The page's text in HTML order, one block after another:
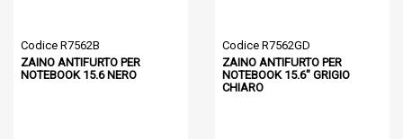
Codice R7562B
ZAINO ANTIFURTO PER
NOTEBOOK 15.6 NERO
Codice R7562GD
ZAINO ANTIFURTO PER
NOTEBOOK 15.6" GRIGIO
CHIARO